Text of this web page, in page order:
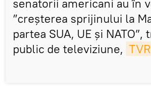
senatorii americani au în
”creșterea sprijinului la
partea SUA, UE și
public de televiziune, TVR